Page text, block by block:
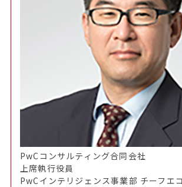
PwCコンサルティング合同会社
上席執行役員
PwCインテリジェンス事業部 チーフエ